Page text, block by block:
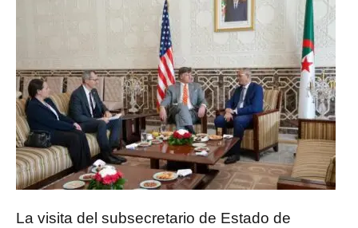
La visita del subsecretario de Estado de